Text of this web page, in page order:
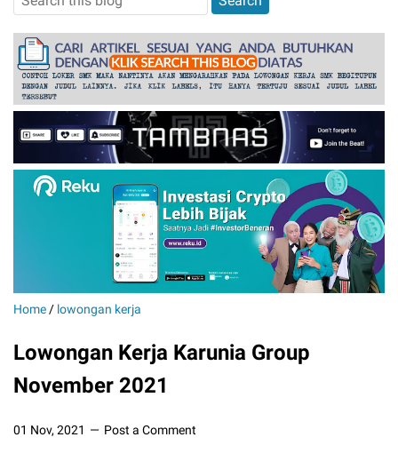
Home / lowongan kerja
Lowongan Kerja Karunia Group
November 2021
01 Nov, 2021 Post a Comment